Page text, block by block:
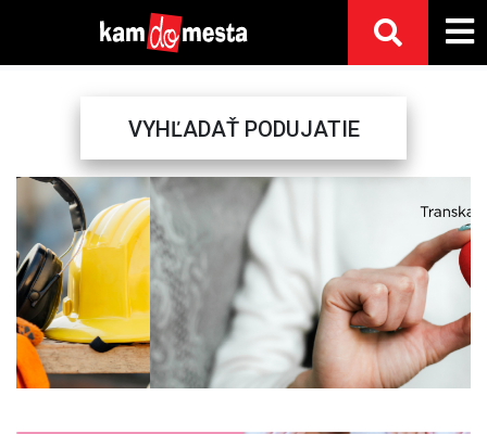
VYHĽADAŤ PODUJATIE
Previous Next